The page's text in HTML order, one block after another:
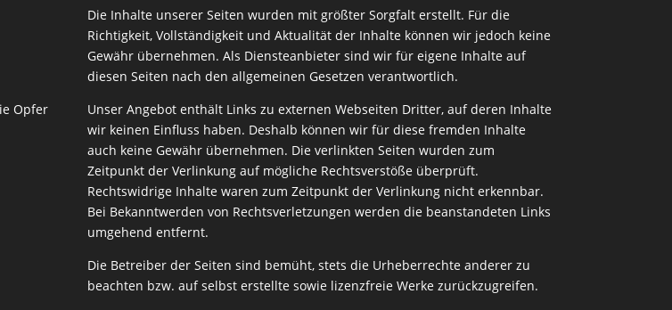
Opfer
Die Inhalte unserer Seiten wurden mit größter Sorgfalt erstellt. Für die
Richtigkeit, Vollständigkeit und Aktualität der Inhalte können wir jedoch keine
Gewähr übernehmen. Als Diensteanbieter sind wir für eigene Inhalte auf
diesen Seiten nach den allgemeinen Gesetzen verantwortlich.
Unser Angebot enthält Links zu externen Webseiten Dritter, auf deren Inhalte
wir keinen Einfluss haben. Deshalb können wir für diese fremden Inhalte
auch keine Gewähr übernehmen. Die verlinkten Seiten wurden zum
Zeitpunkt der Verlinkung auf mögliche Rechtsverstöße überprüft.
Rechtswidrige Inhalte waren zum Zeitpunkt der Verlinkung nicht erkennbar.
Bei Bekanntwerden von Rechtsverletzungen werden die beanstandeten Links
umgehend entfernt.
Die Betreiber der Seiten sind bemüht, stets die Urheberrechte anderer zu
beachten bzw. auf selbst erstellte sowie lizenzfreie Werke zurückzugreifen.